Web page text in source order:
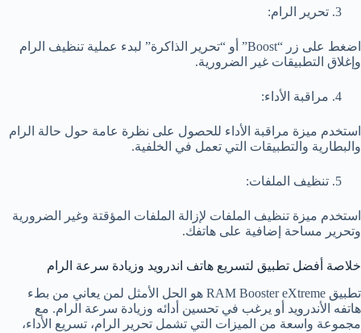
تحرير الرام:
اضغط على زر “Boost” أو “تحرير الذاكرة” لبدء عملية تنظيف الرام
وإغلاق التطبيقات غير الضرورية.
مراقبة الأداء:
استخدم ميزة مراقبة الأداء للحصول على نظرة عامة حول حالة الرام
والبطارية والتطبيقات التي تعمل في الخلفية.
تنظيف الملفات:
استخدم ميزة تنظيف الملفات لإزالة الملفات المؤقتة وغير الضرورية
وتحرير مساحة إضافية على هاتفك.
خلاصة أفضل تطبيق لتسريع هاتف اندرويد وزيادة سرعة الرام
تطبيق RAM Booster eXtreme هو الحل الأمثل لمن يعاني من بطء
هاتفه الأندرويد أو يرغب في تحسين أدائه وزيادة سرعة الرام. مع
مجموعة واسعة من الميزات التي تشمل تحرير الرام، تسريع الأداء،